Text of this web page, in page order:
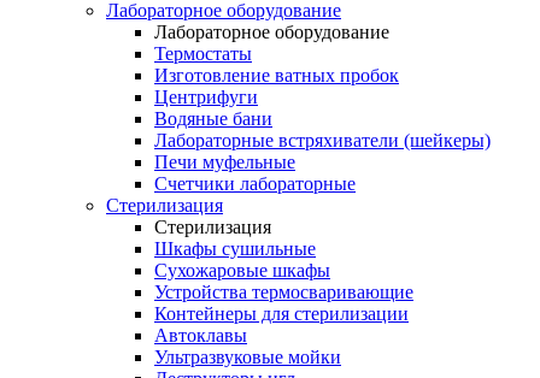
Лабораторное оборудование
Лабораторное оборудование
Термостаты
Изготовление ватных пробок
Центрифуги
Водяные бани
Лабораторные встряхиватели (шейкеры)
Печи муфельные
Счетчики лабораторные
Стерилизация
Стерилизация
Шкафы сушильные
Сухожаровые шкафы
Устройства термосваривающие
Контейнеры для стерилизации
Автоклавы
Ультразвуковые мойки